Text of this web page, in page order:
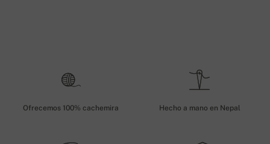
Ofrecemos 100% cachemira Hecho a mano en Nepal